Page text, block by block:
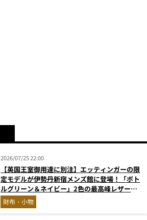
2026/07/25 22:00
【英国王室御用達に別注】エッティンガーの限
定モデルが伊勢丹新宿メンズ館に登場！「ボト
ルグリーン＆ネイビー」2色の最高峰レザーグ
ッズに注目
財布・小物